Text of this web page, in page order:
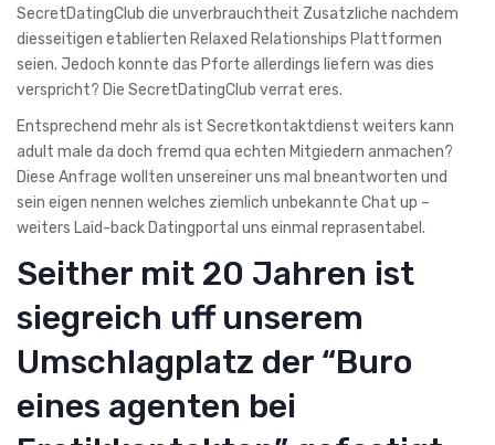
SecretDatingClub die unverbrauchtheit Zusatzliche nachdem
diesseitigen etablierten Relaxed Relationships Plattformen
seien. Jedoch konnte das Pforte allerdings liefern was dies
verspricht? Die SecretDatingClub verrat eres.
Entsprechend mehr als ist Secretkontaktdienst weiters kann
adult male da doch fremd qua echten Mitgiedern anmachen?
Diese Anfrage wollten unsereiner uns mal bneantworten und
sein eigen nennen welches ziemlich unbekannte Chat up –
weiters Laid-back Datingportal uns einmal reprasentabel.
Seither mit 20 Jahren ist
siegreich uff unserem
Umschlagplatz der “Buro
eines agenten bei